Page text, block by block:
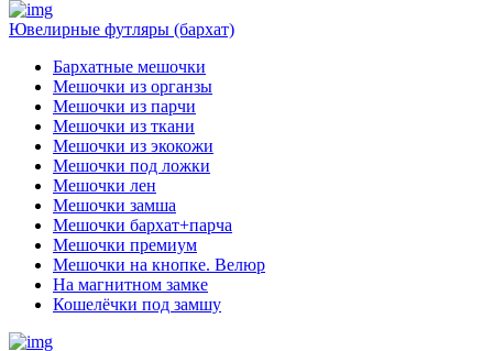
Ювелирные футляры (бархат)
Бархатные мешочки
Мешочки из органзы
Мешочки из парчи
Мешочки из ткани
Мешочки из экокожи
Мешочки под ложки
Мешочки лен
Мешочки замша
Мешочки бархат+парча
Мешочки премиум
Мешочки на кнопке. Велюр
На магнитном замке
Кошелёчки под замшу